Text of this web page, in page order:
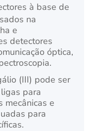
à base de
na
e
detectores
óptica,
(III) pode ser
para
mecânicas e
para